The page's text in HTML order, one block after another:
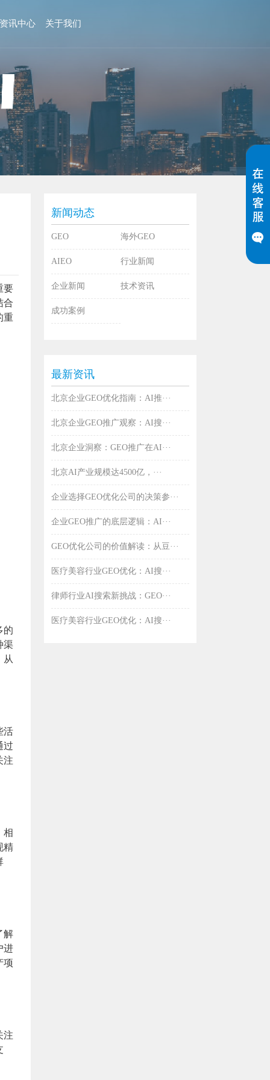
资讯中心 关于我们
要
合
重
的
渠
从
活
过
注
相
精
解
进
项
注
新闻动态
GEO 海外GEO
AIEO 行业新闻
企业新闻 技术资讯
成功案例
最新资讯
北京企业GEO优化指南：AI推···
北京企业GEO推广观察：AI搜···
北京企业洞察：GEO推广在AI···
北京AI产业规模达4500亿，···
企业选择GEO优化公司的决策参···
企业GEO推广的底层逻辑：AI···
GEO优化公司的价值解读：从豆···
医疗美容行业GEO优化：AI搜···
律师行业AI搜索新挑战：GEO···
医疗美容行业GEO优化：AI搜···